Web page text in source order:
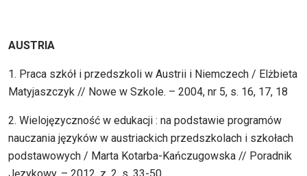
AUSTRIA
1. Praca szkół i przedszkoli w Austrii i Niemczech / Elżbieta
Matyjaszczyk // Nowe w Szkole. – 2004, nr 5, s. 16, 17, 18
2. Wielojęzyczność w edukacji : na podstawie programów
nauczania języków w austriackich przedszkolach i szkołach
podstawowych / Marta Kotarba-Kańczugowska // Poradnik